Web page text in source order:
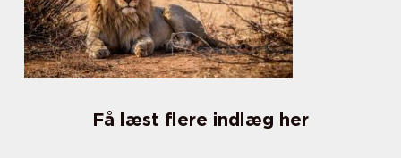
Få læst flere indlæg her